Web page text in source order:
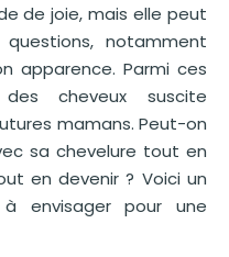
de joie, mais elle peut
notamment
apparence. Parmi ces
cheveux suscite
mamans. Peut-on
sa chevelure tout en
en devenir ? Voici un
envisager pour une